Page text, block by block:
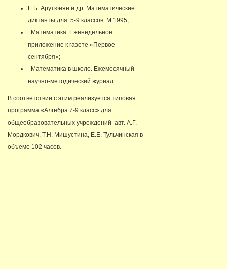
Е.Б. Арутюнян и др. Математические
диктанты для 5-9 классов. М 1995;
Математика. Еженедельное
приложение к газете «Первое
сентября»;
Математика в школе. Ежемесячный
научно-методический журнал.
В соответствии с этим реализуется типовая
программа «Алгебра 7-9 класс» для
общеобразовательных учреждений авт. А.Г.
Мордкович, Т.Н. Мишустина, Е.Е. Тульчинская в
объеме 102 часов.